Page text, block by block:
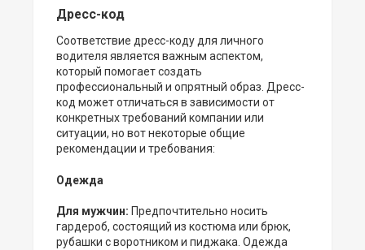
Дресс-код
Соответствие дресс-коду для личного
водителя является важным аспектом,
который помогает создать
профессиональный и опрятный образ. Дресс-
код может отличаться в зависимости от
конкретных требований компании или
ситуации, но вот некоторые общие
рекомендации и требования:
Одежда
Для мужчин: Предпочтительно носить
гардероб, состоящий из костюма или брюк,
рубашки с воротником и пиджака. Одежда